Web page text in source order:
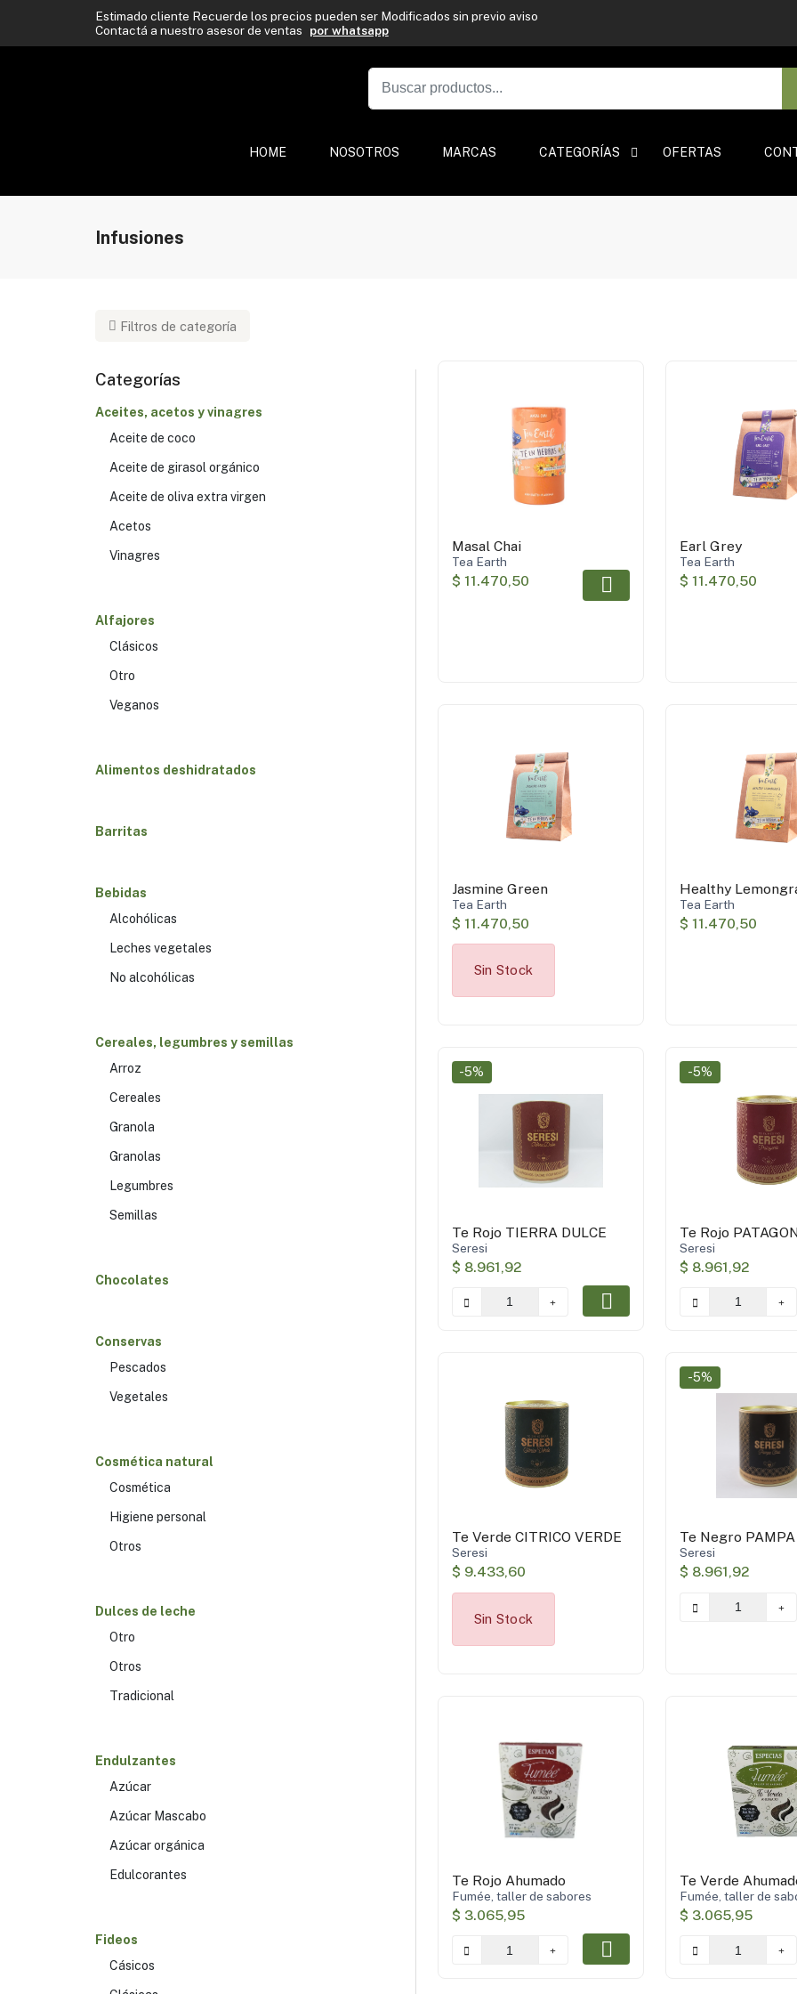
Estimado cliente Recuerde los precios pueden ser Modificados sin previo aviso
Contactá a nuestro asesor de ventas
por whatsapp
HOME NOSOTROS MARCAS CATEGORÍAS OFERTAS
Infusiones
Filtros de categoría
Mate&Co
Arandu
Mathienzo
Canarias
BRU
Fumée, taller de
(37)
(3)
(11)
(26)
Aplicar filtros
Categorías
Aceites, acetos y vinagres
Aceite de coco
Aceite de girasol orgánico
Aceite de oliva extra virgen
Acetos
Vinagres
Alfajores
Clásicos
Otro
Veganos
Alimentos deshidratados
Barritas
Bebidas
Alcohólicas
Leches vegetales
No alcohólicas
Cereales, legumbres y semillas
Arroz
Cereales
Granola
Granolas
Legumbres
Semillas
Chocolates
Conservas
Pescados
Vegetales
Cosmética natural
Cosmética
Higiene personal
Otros
Dulces de leche
Otro
Otros
Tradicional
Endulzantes
Azúcar
Azúcar Mascabo
Azúcar orgánica
Edulcorantes
Fideos
Cásicos
Masal Chai
Tea Earth
$ 11.470,50
Earl Grey
Tea Earth
$ 11.470,50
Jasmine Green
Tea Earth
$ 11.470,50
Sin Stock
Healthy
Tea Earth
$ 11.470,50
-5%
Te Rojo TIERRA DULCE
Seresi
$ 8.961,92
-5%
Te Rojo
Seresi
$ 8.961,92
Te Verde CITRICO VERDE
Seresi
$ 9.433,60
Sin Stock
-5%
Te Negro
Seresi
$ 8.961,92
Te Rojo Ahumado
Fumée, taller de sabores
$ 3.065,95
Te Verde
Fumée, taller de
$ 3.065,95